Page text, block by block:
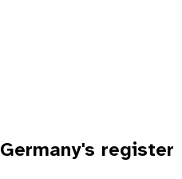
Germany's register